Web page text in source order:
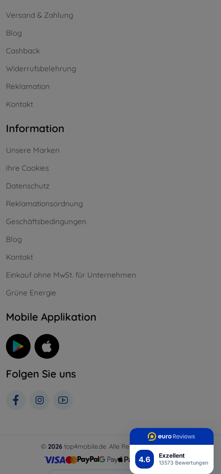
4.6 Exzellent
13573 Bewertungen
Versand & Zahlung
Blog
Cashback
Widerrufsbelehrung
Reklamation
Kontakt
Information
Unsere Marken
Ihre Cookies
Datenschutz
Reklamationsordnung
Geschäftsbedingungen
Blog
Kontakt
Einkauf ohne MwSt. für Unternehmen
Grüne Energie
Mobile Applikation
Folgen Sie uns
© 2026 top4mobile.de. Alle Rechte vorbehalten.